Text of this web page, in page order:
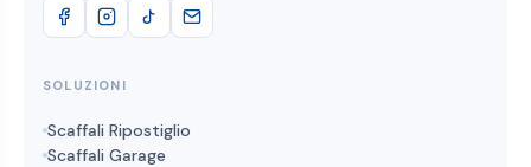
SOLUZIONI
Scaffali Ripostiglio
Scaffali Garage